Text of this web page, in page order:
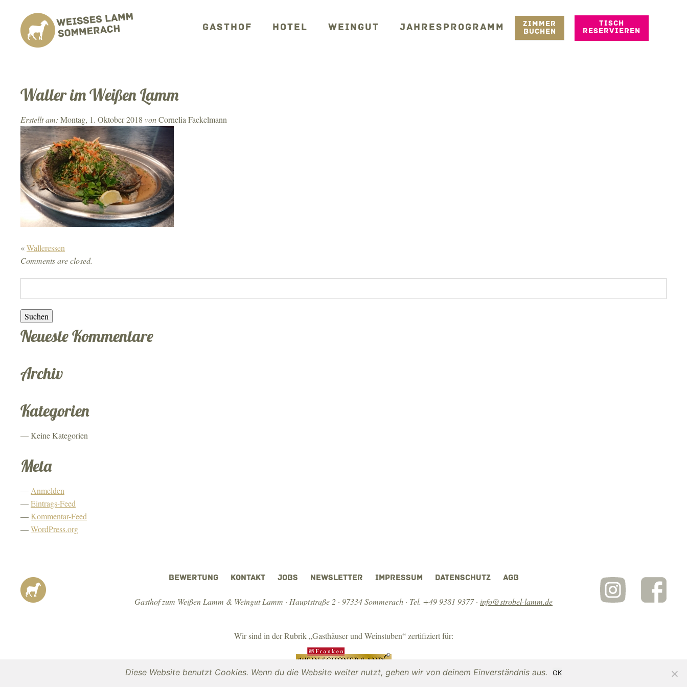
GASTHOF HOTEL WEINGUT JAHRESPROGRAMM
ZIMMER
BUCHEN
TISCH
RESERVIEREN
Waller im Weißen Lamm
Erstellt am: Montag, 1. Oktober 2018 vonCornelia Fackelmann
«Walleressen
Comments are closed.
Neueste Kommentare
Archiv
Kategorien
Keine Kategorien
Meta
Anmelden
Eintrags-Feed
Kommentar-Feed
WordPress.org
BEWERTUNG KONTAKT JOBS NEWSLETTER IMPRESSUM DATENSCHUTZ AGB
Gasthof zum Weißen Lamm & Weingut Lamm · Hauptstraße 2 · 97334 Sommerach · Tel. +49 9381 9377· info@strobel-lamm.de
Wir sind in der Rubrik „Gasthäuser und Weinstuben“ zertifiziert für:
Diese Website benutzt Cookies. Wenn du die Website weiter nutzt, gehen wir von deinem Einverständnis aus. OK